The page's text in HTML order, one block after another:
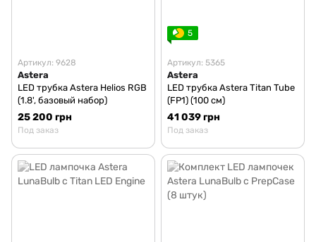
Артикул: 9628
Astera
LED трубка Astera Helios RGB
(1.8', базовый набор)
25 200 грн
Под заказ
5
Артикул: 5365
Astera
LED трубка Astera Titan Tube
(FP1) (100 см)
41 039 грн
Под заказ